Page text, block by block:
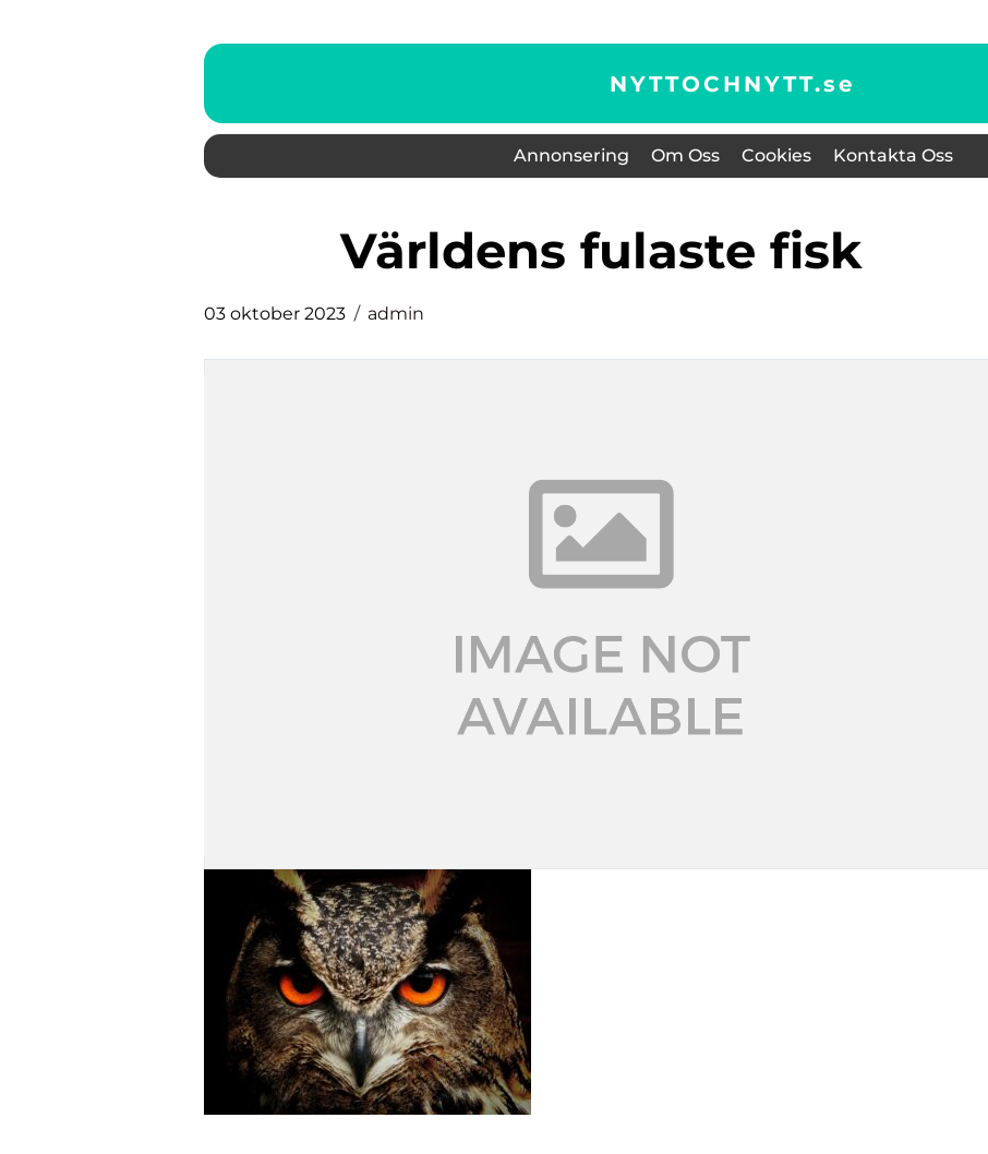
NYTTOCHNYTT.se
Annonsering Om Oss Cookies Kontakta Oss
världens fulaste fisk
03 oktober 2023 admin